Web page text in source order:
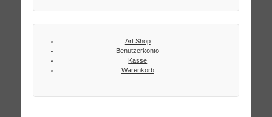
Art Shop
Benutzerkonto
Kasse
Warenkorb